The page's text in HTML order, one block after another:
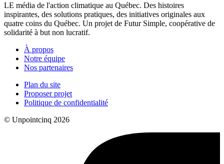
LE média de l'action climatique au Québec. Des histoires
inspirantes, des solutions pratiques, des initiatives originales aux
quatre coins du Québec. Un projet de Futur Simple, coopérative de
solidarité à but non lucratif.
À propos
Notre équipe
Nos partenaires
Plan du site
Proposer projet
Politique de confidentialité
© Unpointcinq 2026